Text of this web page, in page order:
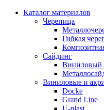
Каталог материалов
Черепица
Гибкая
Сайдинг
Виниловый
Виниловые и
Docke
Grand Line
U-plast